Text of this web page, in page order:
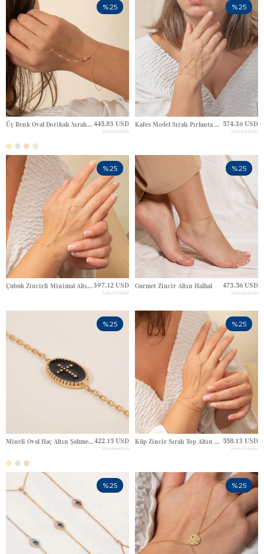
Üç Renk Oval Dorikalı Sıralı İstasyon Altın Şahmeran 445.83 USD
594.43 USD
%25
Kafes Model Sıralı Pırlanta veya Zirkon Taşlı Altın Şahmeran Bileklik 574.36 USD
765.82 USD
%25
Çubuk Zincirli Minimal Altın Şahmeran397.12 USD
529.49 USD
%25
Gurmet Zincir Altın Halhal 473.56 USD
631.42 USD
%25
Mineli Oval Haç Altın Şahmeran422.15 USD
562.86 USD
%25
Küp Zincir Sıralı Top Altın Şahmeran 558.13 USD
744.17 USD
%25
%25 %25